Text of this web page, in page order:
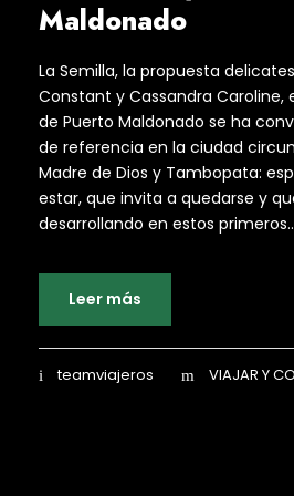
Maldonado
La Semilla, la propuesta
Constant y Cassandra Caroline,
de Puerto Maldonado se ha
de referencia en la ciudad
Madre de Dios y Tambopata:
estar, que invita a quedarse y
desarrollando en estos
Leer más
teamviajeros VIAJAR Y